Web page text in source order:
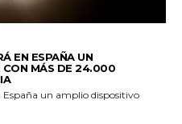
EN ESPAÑA UN
CON MÁS DE 24.000
España un amplio dispositivo